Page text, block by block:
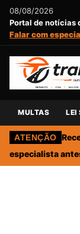
08/08/2026
Portal de notícias
Falar com
MULTAS LEI
ATENÇÃO
especialista